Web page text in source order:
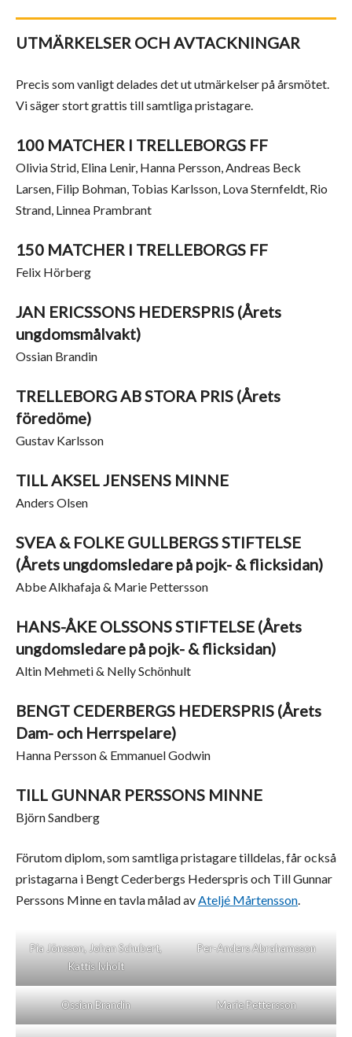
UTMÄRKELSER OCH AVTACKNINGAR
Precis som vanligt delades det ut utmärkelser på årsmötet.
Vi säger stort grattis till samtliga pristagare.
100 MATCHER I TRELLEBORGS FF
Olivia Strid, Elina Lenir, Hanna Persson, Andreas Beck
Larsen, Filip Bohman, Tobias Karlsson, Lova Sternfeldt, Rio
Strand, Linnea Prambrant
150 MATCHER I TRELLEBORGS FF
Felix Hörberg
JAN ERICSSONS HEDERSPRIS (Årets
ungdomsmålvakt)
Ossian Brandin
TRELLEBORG AB STORA PRIS (Årets
föredöme)
Gustav Karlsson
TILL AKSEL JENSENS MINNE
Anders Olsen
SVEA & FOLKE GULLBERGS STIFTELSE
(Årets ungdomsledare på pojk- & flicksidan)
Abbe Alkhafaja & Marie Pettersson
HANS-ÅKE OLSSONS STIFTELSE (Årets
ungdomsledare på pojk- & flicksidan)
Altin Mehmeti & Nelly Schönhult
BENGT CEDERBERGS HEDERSPRIS (Årets
Dam- och Herrspelare)
Hanna Persson & Emmanuel Godwin
TILL GUNNAR PERSSONS MINNE
Björn Sandberg
Förutom diplom, som samtliga pristagare tilldelas, får också
pristagarna i Bengt Cederbergs Hederspris och Till Gunnar
Perssons Minne en tavla målad av Ateljé Mårtensson
Pia Jönsson, Johan Schubert,
Kattis Ivholt
Per-Anders Abrahamsson
Ossian Brandin Marie Pettersson